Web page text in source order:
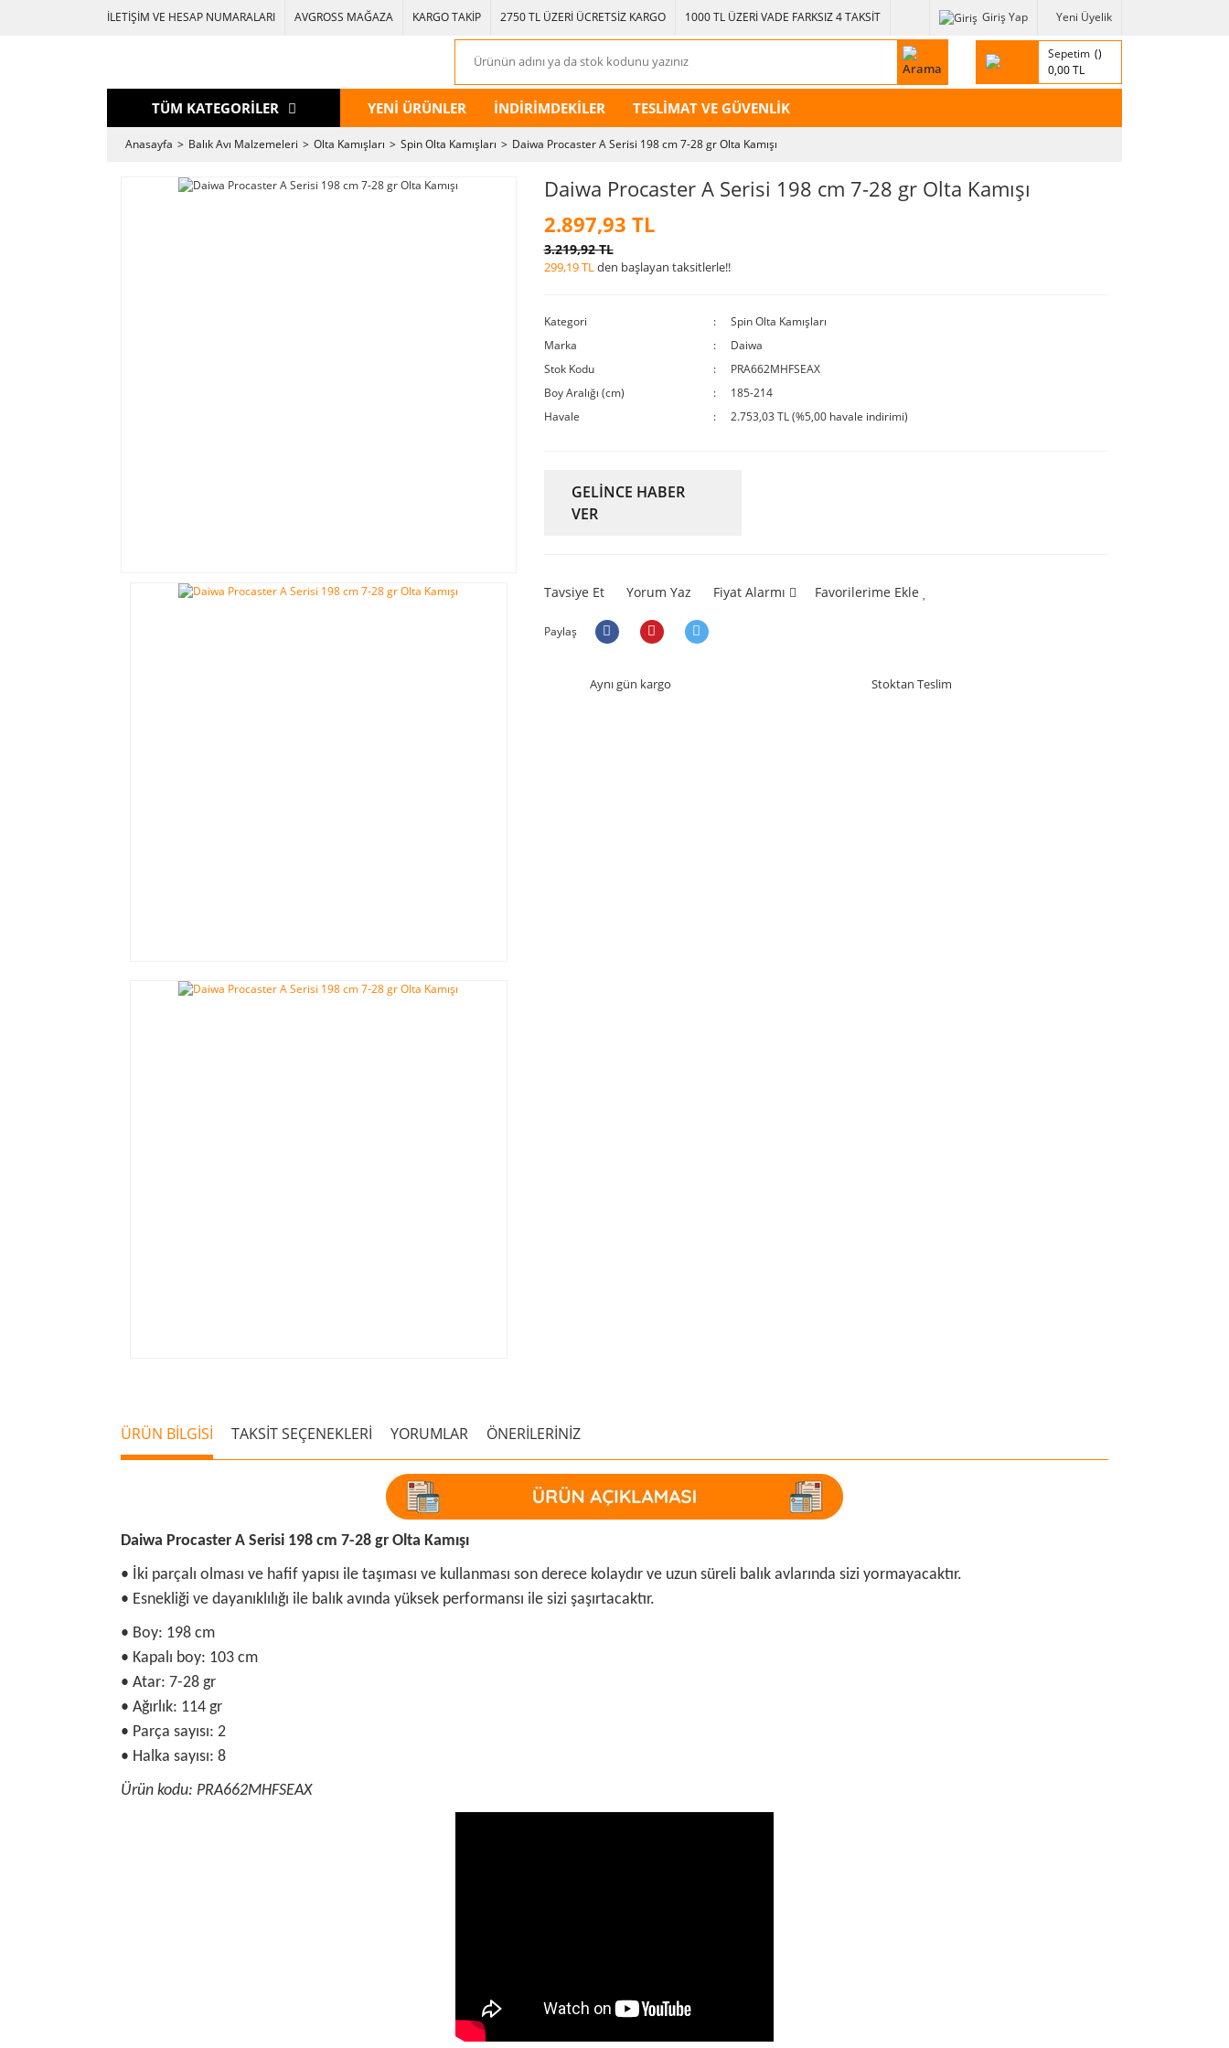
İLETİŞİM VE HESAP NUMARALARI AVGROSS MAĞAZA KARGO TAKİP 2750 TL ÜZERİ ÜCRETSİZ KARGO 1000 TL ÜZERİ VADE FARKSIZ 4 TAKSİT Giriş Yap Yeni Üyelik
Sepetim
0,00 TL
TÜM KATEGORİLER YENİ ÜRÜNLER İNDİRİMDEKİLER TESLİMAT VE GÜVENLİK
Anasayfa Balık Avı Malzemeleri Olta Kamışları Spin Olta Kamışları Daiwa Procaster A Serisi 198 cm 7-28 gr Olta Kamışı
Daiwa Procaster A Serisi 198 cm 7-28 gr Olta Kamışı
2.897,93 TL
3.219,92 TL
299,19 TLden başlayan taksitlerle!!
Kategori
Spin Olta Kamışları
Marka
Daiwa
Stok Kodu
PRA662MHFSEAX
Boy Aralığı (cm)
185-214
Havale
2.753,03 TL (%5,00 havale indirimi)
GELİNCE HABER
VER
Tavsiye Et Yorum Yaz Fiyat Alarmı Favorilerime Ekle
Paylaş
Aynı gün kargo Stoktan Teslim
ÜRÜN BİLGİSİ TAKSİT SEÇENEKLERİ YORUMLAR ÖNERİLERİNİZ
Daiwa Procaster A Serisi 198 cm 7-28 gr Olta Kamışı
• İki parçalı olması ve hafif yapısı ile taşıması ve kullanması son derece kolaydır ve uzun süreli balık avlarında sizi yormayacaktır.
• Esnekliği ve dayanıklılığı ile balık avında yüksek performansı ile sizi şaşırtacaktır.
• Boy: 198 cm
• Kapalı boy: 103 cm
• Atar: 7-28 gr
• Ağırlık: 114 gr
• Parça sayısı: 2
• Halka sayısı: 8
Ürün kodu: PRA662MHFSEAX